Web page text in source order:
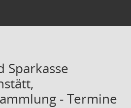
Sparkasse
- Termine